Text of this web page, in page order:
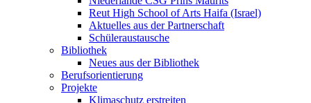
Reut High School of Arts Haifa (Israel)
Aktuelles aus der Partnerschaft
Schüleraustausche
Bibliothek
Neues aus der Bibliothek
Berufsorientierung
Projekte
Klimaschutz erstreiten